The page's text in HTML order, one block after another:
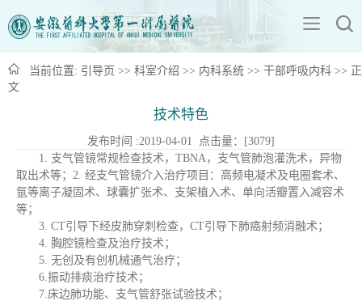
当前位置: 引导页 >> 科室介绍 >> 内科系统 >> 干部呼吸内科 >> 正
文
技术特色
发布时间 :2019-04-01 点击量：[3079]
1. 支气管镜常规检查技术，TBNA，支气管肺泡灌洗术，异物
取出术等；2. 经支气管镜介入治疗项目：高频电凝术及电圈套术、
氩等离子凝固术、球囊扩张术、支架植入术、单向活瓣置入减容术
等；
3. CT引导下经皮肺穿刺检查，CT引导下肺癌射频消融术；
4. 胸腔镜检查及治疗技术；
5. 无创及有创机械通气治疗；
6.振动排痰治疗技术；
7.床边肺功能、支气管舒张试验技术；